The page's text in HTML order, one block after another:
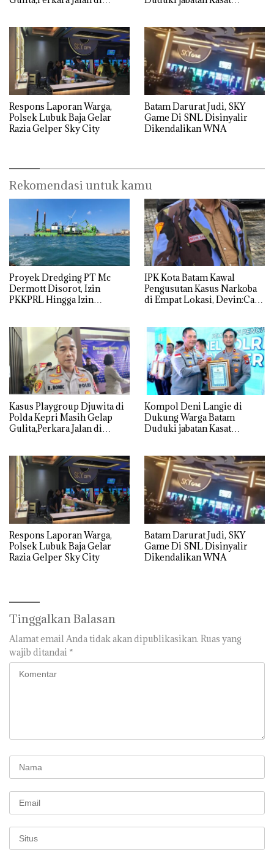
Respons Laporan Warga,
Polsek Lubuk Baja Gelar
Razia Gelper Sky City
Batam Darurat Judi, SKY
Game Di SNL Disinyalir
Dikendalikan WNA
Rekomendasi untuk kamu
Proyek Dredging PT Mc
Dermott Disorot, Izin
PKKPRL Hingga Izin
IPK Kota Batam Kawal
Pengusutan Kasus Narkoba
di Empat Lokasi, Devin:Cari
Kasus Playgroup Djuwita di
Polda Kepri Masih Gelap
Gulita,Perkara Jalan di
Kompol Deni Langie di
Dukung Warga Batam
Duduki jabatan Kasat
Respons Laporan Warga,
Polsek Lubuk Baja Gelar
Razia Gelper Sky City
Batam Darurat Judi, SKY
Game Di SNL Disinyalir
Dikendalikan WNA
Tinggalkan Balasan
Alamat email Anda tidak akan dipublikasikan. Ruas yang
wajib ditandai *